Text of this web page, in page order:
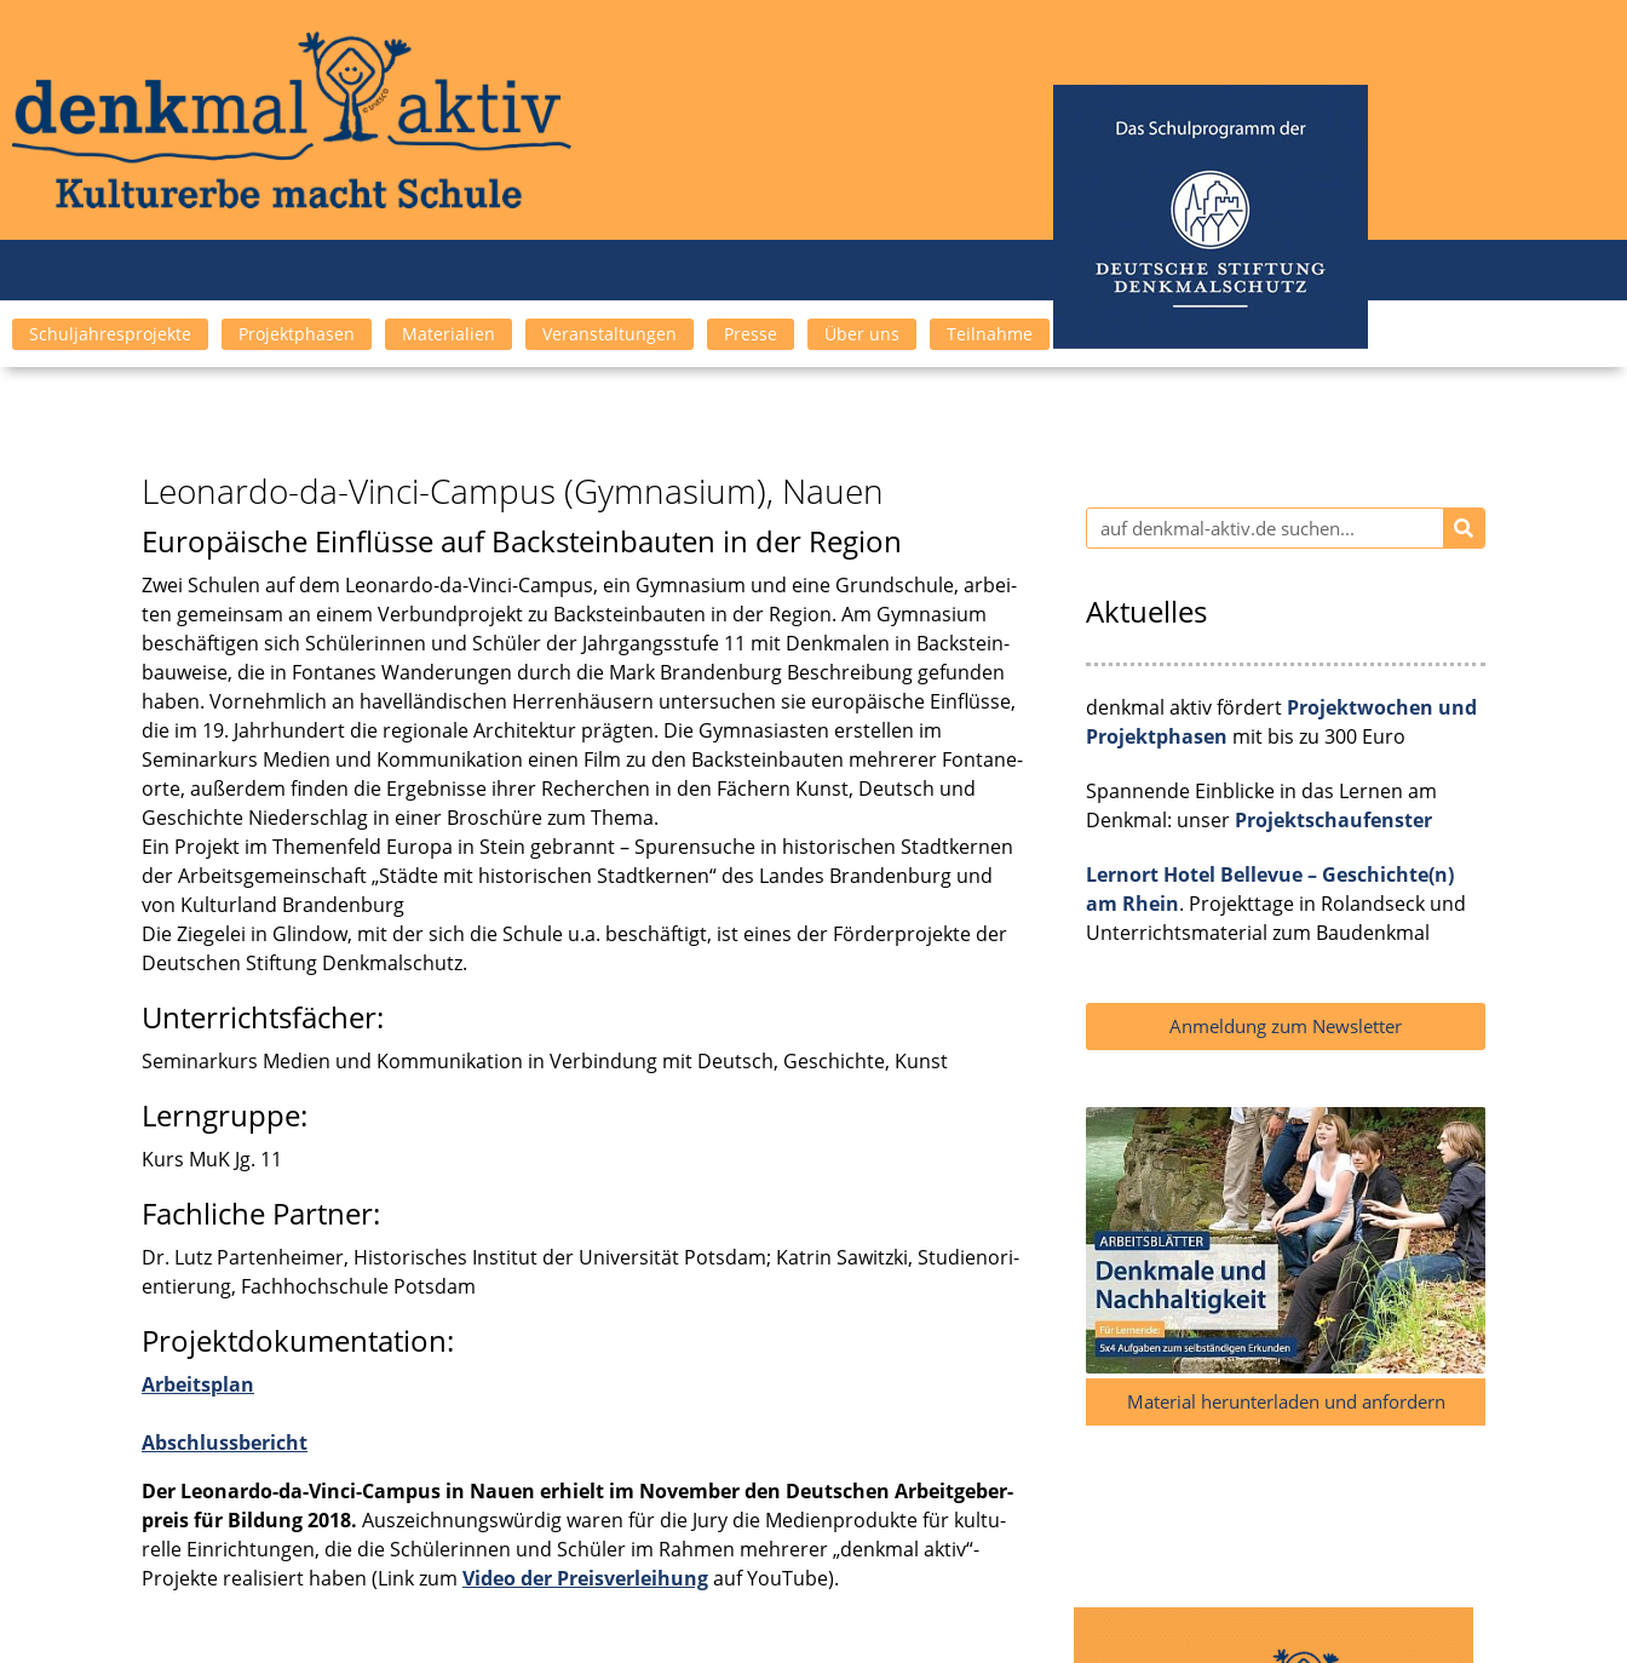
Schuljahresprojekte Projektphasen Materialien Veranstaltungen Presse Über uns Teilnahme
Leonardo-da-Vinci-Campus (Gymnasium), Nauen
Europäische Einflüsse auf Backsteinbauten in der Region
Zwei Schulen auf dem Leonardo-da-Vinci-Campus, ein Gymna­sium und eine Grund­schule, arbei­
ten gemein­sam an einem Verbund­pro­jekt zu Backstein­bau­ten in der Region. Am Gymna­sium
beschäf­ti­gen sich Schüle­rin­nen und Schüler der Jahrgangs­stufe 11 mit Denkma­len in Backstein­
bau­weise, die in Fonta­nes Wande­run­gen durch die Mark Branden­burg Beschrei­bung gefun­den
haben. Vornehm­lich an havel­län­di­schen Herren­häu­sern unter­su­chen sie europäi­sche Einflüsse,
die im 19. Jahrhun­dert die regio­nale Archi­tek­tur prägten. Die Gymna­si­as­ten erstel­len im
Seminar­kurs Medien und Kommu­ni­ka­tion einen Film zu den Backstein­bau­ten mehre­rer Fonta­ne­
orte, außer­dem finden die Ergeb­nisse ihrer Recher­chen in den Fächern Kunst, Deutsch und
Geschichte Nieder­schlag in einer Broschüre zum Thema.
Ein Projekt im Themen­feld Europa in Stein gebrannt – Spuren­su­che in histo­ri­schen Stadt­ker­nen
der Arbeits­ge­mein­schaft „Städte mit histo­ri­schen Stadt­ker­nen“ des Landes Branden­burg und
von Kultur­land Branden­burg
Die Ziege­lei in Glindow, mit der sich die Schule u.a. beschäf­tigt, ist eines der Förder­pro­jekte der
Deutschen Stiftung Denkmal­schutz.
Unterrichtsfächer:
Seminar­kurs Medien und Kommu­ni­ka­tion in Verbin­dung mit Deutsch, Geschichte, Kunst
Lerngruppe:
Kurs MuK Jg. 11
Fachliche Partner:
Dr. Lutz Parten­hei­mer, Histo­ri­sches Insti­tut der Univer­si­tät Potsdam; Katrin Sawitzki, Studi­en­ori­
en­tie­rung, Fachhoch­schule Potsdam
Projektdokumentation:
Arbeits­plan
Abschluss­be­richt
Der Leonardo-da-Vinci-Campus in Nauen erhielt im Novem­ber den Deutschen Arbeit­ge­ber­
preis für Bildung 2018. Auszeich­nungs­wür­dig waren für die Jury die Medien­pro­dukte für kultu­
relle Einrich­tun­gen, die die Schüle­rin­nen und Schüler im Rahmen mehre­rer „denkmal aktiv“-
Projekte reali­siert haben (Link zum Video der Preis­ver­lei­hungauf YouTube).
Aktuelles
denkmal aktiv fördert Projektwochen und
Projektphasen mit bis zu 300 Euro
Spannende Einblicke in das Lernen am
Denkmal: unser Projektschaufenster
Lernort Hotel Bellevue – Geschichte(n)
am Rhein. Projekttage in Rolandseck und
Unterrichtsmaterial zum Baudenkmal
Anmeldung zum Newsletter
Material herunterladen und anfordern